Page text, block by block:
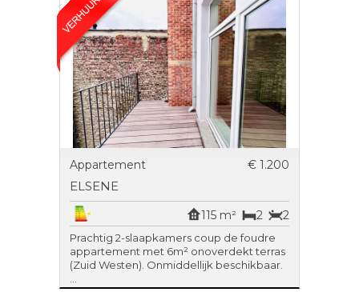
Appartement € 1.200
ELSENE
2
2
115 m²
Prachtig 2-slaapkamers coup de foudre
appartement met 6m² onoverdekt terras
(Zuid Westen). Onmiddellijk beschikbaar.